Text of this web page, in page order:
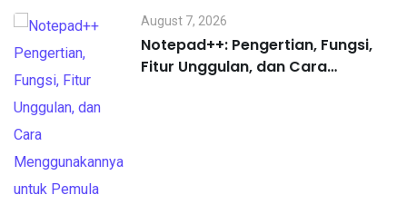
August 7, 2026
Notepad++: Pengertian, Fungsi,
Fitur Unggulan, dan Cara